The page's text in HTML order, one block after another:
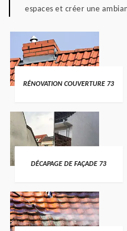
espaces et créer une
RÉNOVATION COUVERTURE 73
DÉCAPAGE DE FAÇADE 73